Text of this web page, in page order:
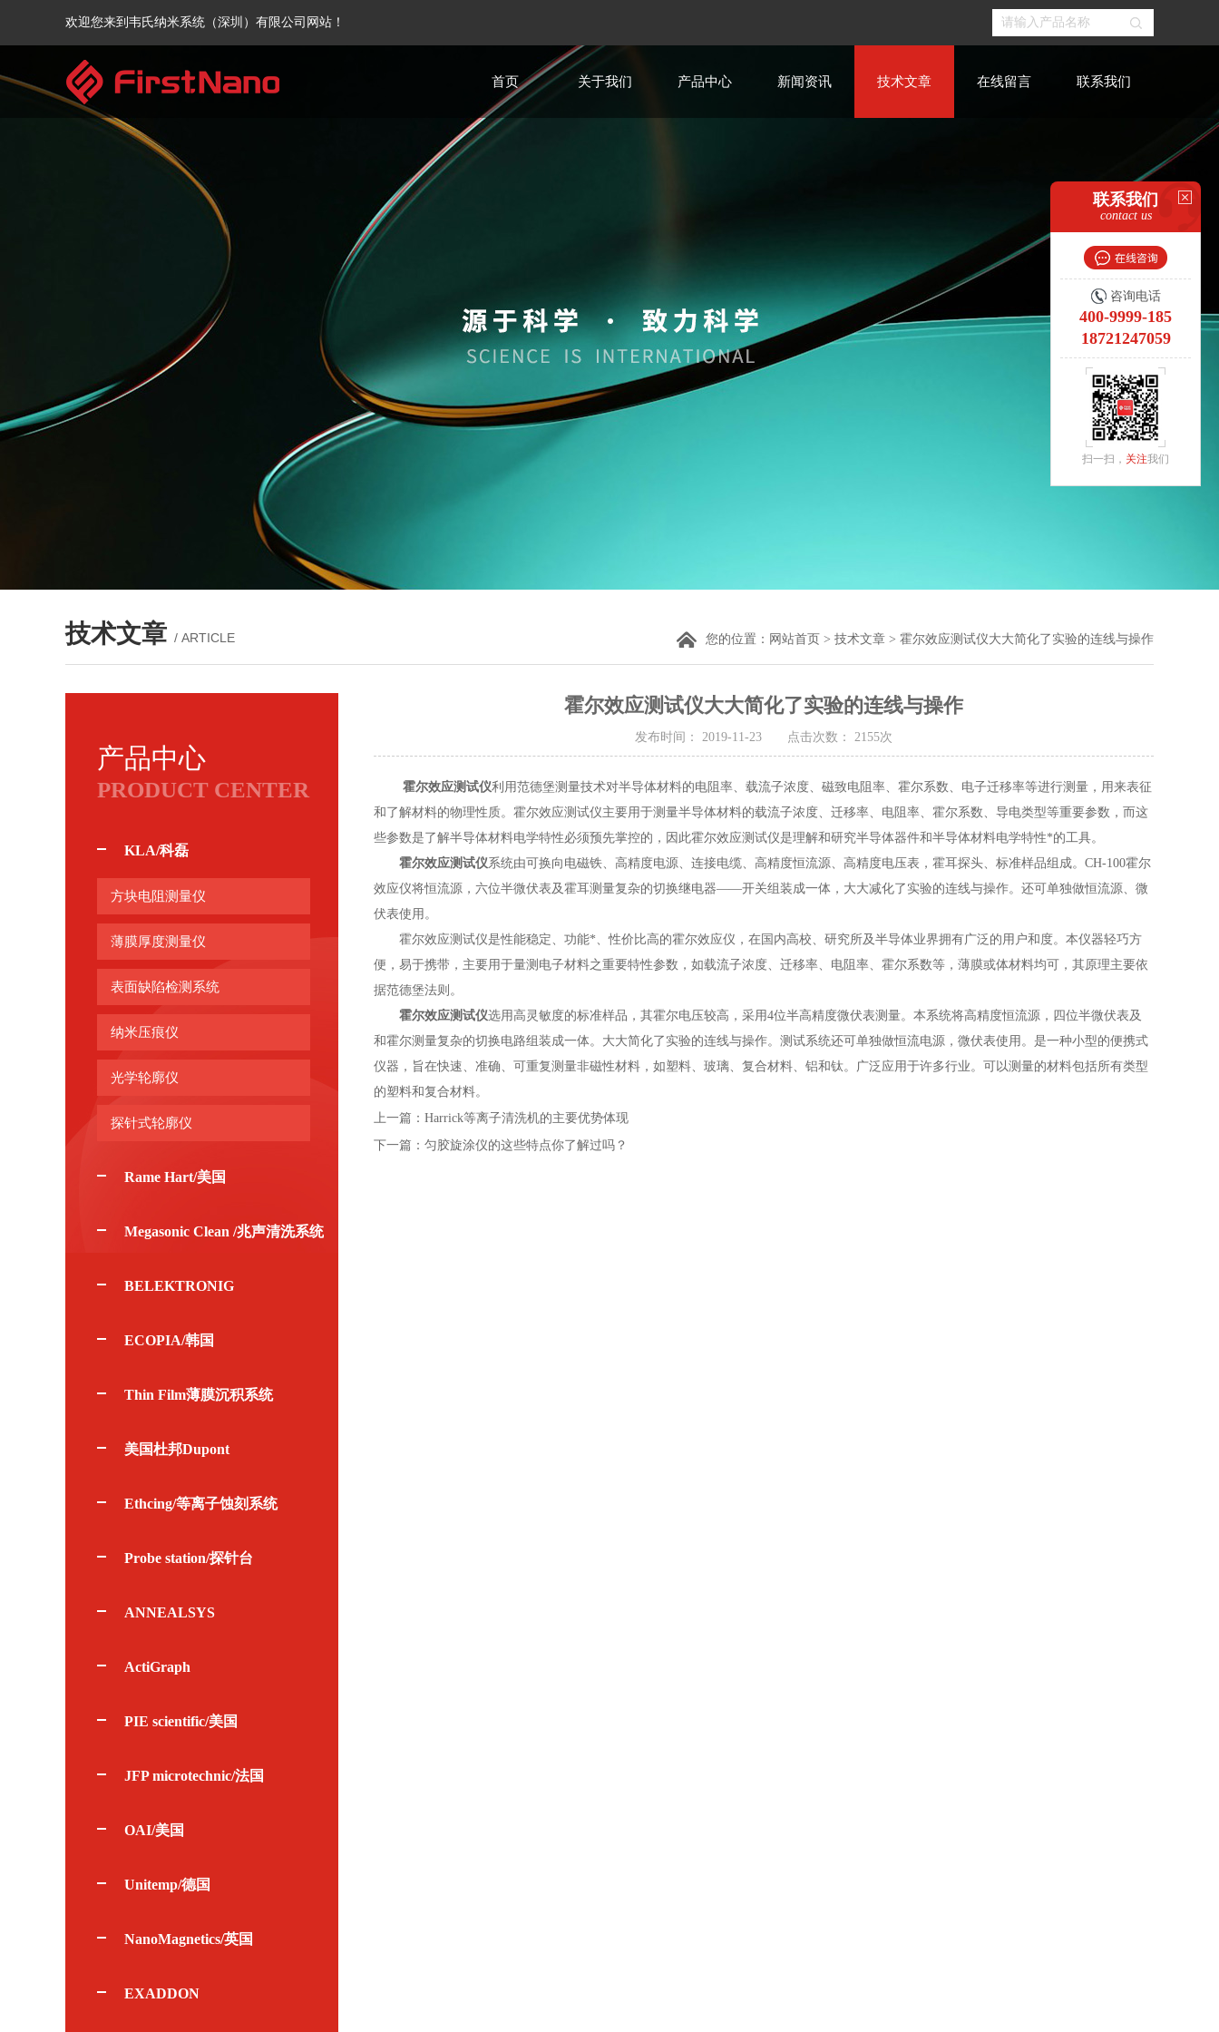
欢迎您来到韦氏纳米系统（深圳）有限公司网站！
首页 关于我们 产品中心 新闻资讯 技术文章 在线留言 联系我们
技术文章 / ARTICLE 您的位置： 网站首页 > 技术文章 > 霍尔效应测试仪大大简化了实验的连线与操作
产品中心
PRODUCT CENTER
KLA/科磊
方块电阻测量仪
薄膜厚度测量仪
表面缺陷检测系统
纳米压痕仪
光学轮廓仪
探针式轮廓仪
Rame Hart/美国
Megasonic Clean /兆声清洗系统
BELEKTRONIG
ECOPIA/韩国
Thin Film薄膜沉积系统
美国杜邦Dupont
Ethcing/等离子蚀刻系统
Probe station/探针台
ANNEALSYS
ActiGraph
PIE scientific/美国
JFP microtechnic/法国
OAI/美国
Unitemp/德国
NanoMagnetics/英国
EXADDON
霍尔效应测试仪大大简化了实验的连线与操作
发布时间： 2019-11-23 点击次数： 2155次
霍尔效应测试仪利用范德堡测量技术对半导体材料的电阻率、载流子浓度、磁致电阻率、霍尔系数、电子迁移率等进行测量，用来表征
和了解材料的物理性质。霍尔效应测试仪主要用于测量半导体材料的载流子浓度、迁移率、电阻率、霍尔系数、导电类型等重要参数，而这
些参数是了解半导体材料电学特性必须预先掌控的，因此霍尔效应测试仪是理解和研究半导体器件和半导体材料电学特性*的工具。
霍尔效应测试仪系统由可换向电磁铁、高精度电源、连接电缆、高精度恒流源、高精度电压表，霍耳探头、标准样品组成。CH-100霍尔
效应仪将恒流源，六位半微伏表及霍耳测量复杂的切换继电器——开关组装成一体，大大减化了实验的连线与操作。还可单独做恒流源、微
伏表使用。
霍尔效应测试仪是性能稳定、功能*、性价比高的霍尔效应仪，在国内高校、研究所及半导体业界拥有广泛的用户和度。本仪器轻巧方
便，易于携带，主要用于量测电子材料之重要特性参数，如载流子浓度、迁移率、电阻率、霍尔系数等，薄膜或体材料均可，其原理主要依
据范德堡法则。
霍尔效应测试仪选用高灵敏度的标准样品，其霍尔电压较高，采用4位半高精度微伏表测量。本系统将高精度恒流源，四位半微伏表及
和霍尔测量复杂的切换电路组装成一体。大大简化了实验的连线与操作。测试系统还可单独做恒流电源，微伏表使用。是一种小型的便携式
仪器，旨在快速、准确、可重复测量非磁性材料，如塑料、玻璃、复合材料、铝和钛。广泛应用于许多行业。可以测量的材料包括所有类型
的塑料和复合材料。
上一篇： Harrick等离子清洗机的主要优势体现
下一篇： 匀胶旋涂仪的这些特点你了解过吗？
联系我们
contact us
咨询电话
400-9999-185
18721247059
扫一扫， 关注我们